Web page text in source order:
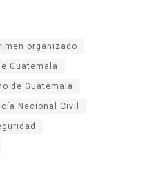
organizado
Guatemala
de Guatemala
Nacional Civil